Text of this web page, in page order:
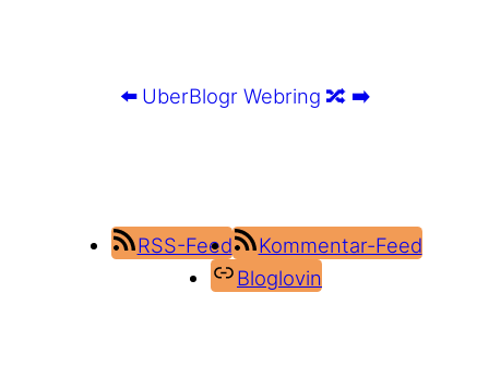
⬅️ UberBlogr Webring 🔀 ➡️
RSS-Feed
Kommentar-Feed
Bloglovin